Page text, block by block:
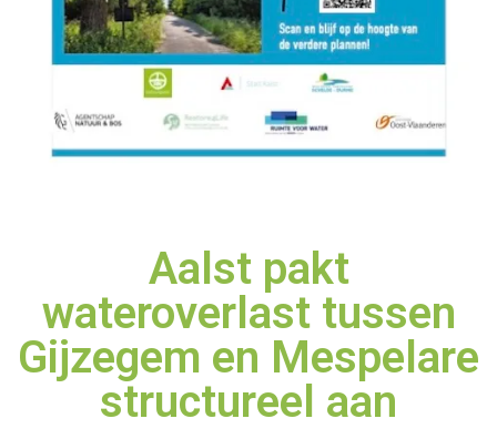
Aalst pakt
wateroverlast tussen
Gijzegem en Mespelare
structureel aan